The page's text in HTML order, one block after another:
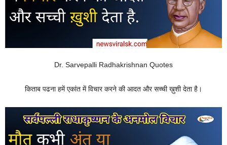
Dr. Sarvepalli Radhakrishnan Quotes
किताब पढना हमें एकांत में विचार करने की आदत और सच्ची ख़ुशी देता है।